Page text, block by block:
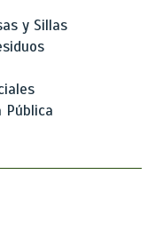
y Sillas
Pública